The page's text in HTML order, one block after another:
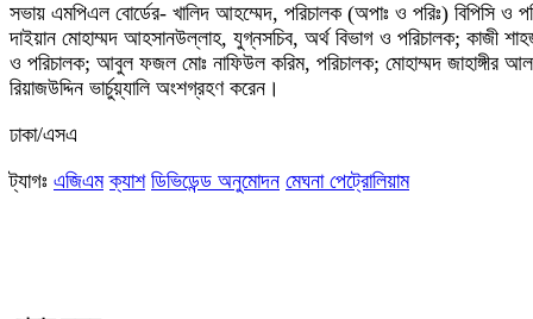
সভায় এমপিএল বোর্ডের- খালিদ আহম্মেদ, পরিচালক (অপাঃ ও পরিঃ) বিপিসি
দাইয়ান মোহাম্মদ আহসানউল্লাহ, যুগ্নসচিব, অর্থ বিভাগ ও পরিচালক; কাজী
ও পরিচালক; আবুল ফজল মোঃ নাফিউল করিম, পরিচালক; মোহাম্মদ জাহাঙ্গীর
রিয়াজউদ্দিন ভার্চুয়্যালি অংশগ্রহণ করেন।
ঢাকা/এসএ
ট্যাগঃ এজিএম ক্যাশ ডিভিডেন্ড অনুমোদন মেঘনা পেট্রোলিয়াম